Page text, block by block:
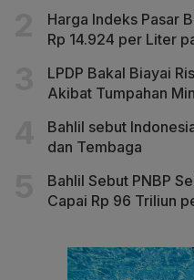
Harga Indeks Pasar
Rp 14.924 per Liter
LPDP Bakal Biayai
Akibat Tumpahan
Bahlil sebut
dan Tembaga
Bahlil Sebut PNBP
Capai Rp 96 Triliun